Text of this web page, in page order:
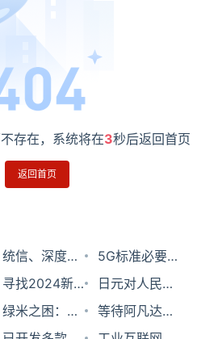
存在，系统将在3秒后返回首页
返回首页
统信、深度版
微信4.0公
测：第一次和
5G标准必要
专利小米中国
第三 雷军:继
寻找2024新
风向，WIM创
日元对人民币
汇率2023年5
绿米之困：苹
等待阿凡达的